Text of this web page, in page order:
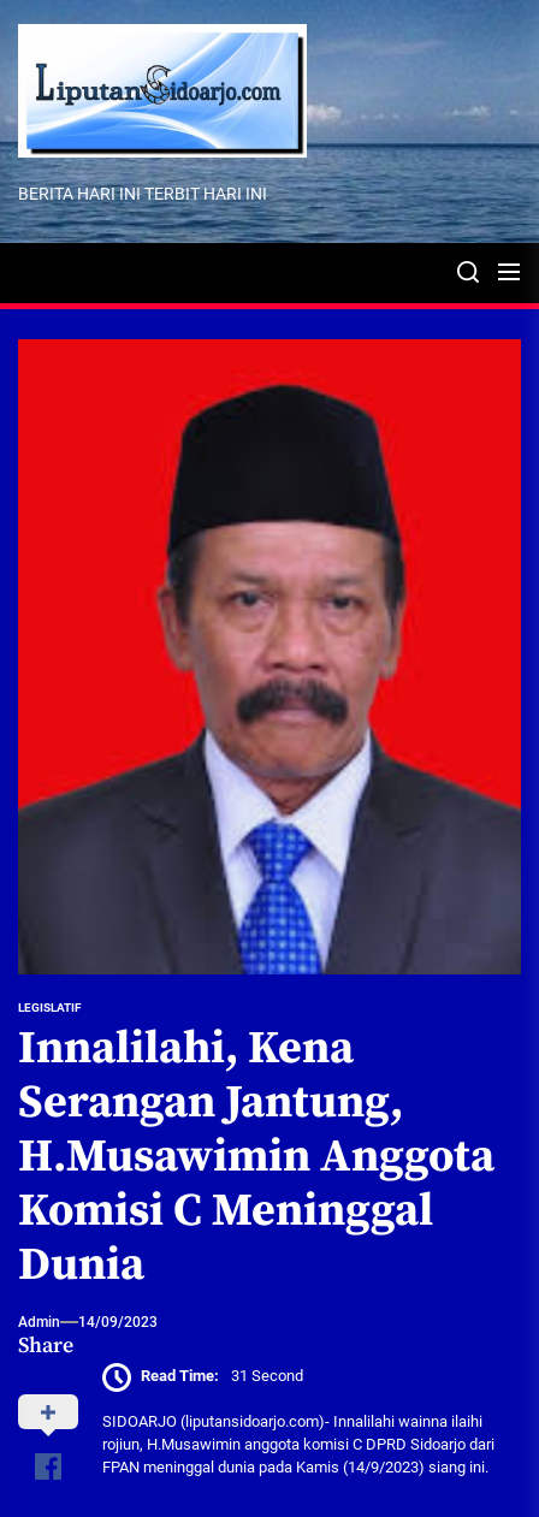
content
BERITA HARI INI TERBIT HARI INI
LEGISLATIF
Innalilahi, Kena
Serangan Jantung,
H.Musawimin Anggota
Komisi C Meninggal
Dunia
Admin 14/09/2023
Share
Read Time: 31 Second
SIDOARJO (liputansidoarjo.com)- Innalilahi wainna ilaihi
rojiun, H.Musawimin anggota komisi C DPRD Sidoarjo dari
FPAN meninggal dunia pada Kamis (14/9/2023) siang ini.